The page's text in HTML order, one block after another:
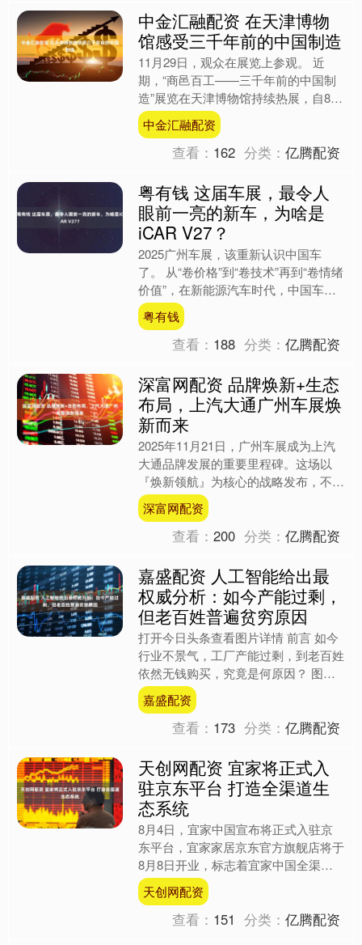
中金汇融配资 在天津博物
馆感受三千年前的中国制造
11月29日，观众在展览上参观。 近
期，“商邑百工——三千年前的中国制
造”展览在天津博物馆持续热展，自8月
23日开幕以来，展览参观人数突破40
万人次。 据了解，....
中金汇融配资
查看： 162 分类：亿腾配资
粤有钱 这届车展，最令人
眼前一亮的新车，为啥是
iCAR V27？
2025广州车展，该重新认识中国车
了。 从“卷价格”到“卷技术”再到“卷情绪
价值”，在新能源汽车时代，中国车企
已告别曾经的市场跟随，探索属于自己
的特色化道路。 ....
粤有钱
查看： 188 分类：亿腾配资
深富网配资 品牌焕新+生态
布局，上汽大通广州车展焕
新而来
2025年11月21日，广州车展成为上汽
大通品牌发展的重要里程碑。这场以
『焕新领航』为核心的战略发布，不仅
带来了全新『众辉标』的亮相，更通过
无人客货车首发、宁德....
深富网配资
查看：200 分类：亿腾配资
嘉盛配资 人工智能给出最
权威分析：如今产能过剩，
但老百姓普遍贫穷原因
打开今日头条查看图片详情 前言 如今
行业不景气，工厂产能过剩，到老百姓
依然无钱购买，究竟是何原因？ 图片
打开今日头条查看图片详情 1.核心原
因财务分配不均 图....
嘉盛配资
查看： 173 分类：亿腾配资
天创网配资 宜家将正式入
驻京东平台 打造全渠道生
态系统
8月4日，宜家中国宣布将正式入驻京
东平台，宜家家居京东官方旗舰店将于
8月8日开业，标志着宜家中国全渠道
生态系统布局的持续拓展与深化。 据
介绍，作为宜家在中国市场....
天创网配资
查看： 151 分类：亿腾配资